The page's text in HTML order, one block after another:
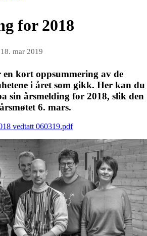
for 2018
18. mar 2019
en kort oppsummering av de
i året som gikk. Her kan du
sin årsmelding for 2018, slik den
6. mars.
vedtatt 060319.pdf